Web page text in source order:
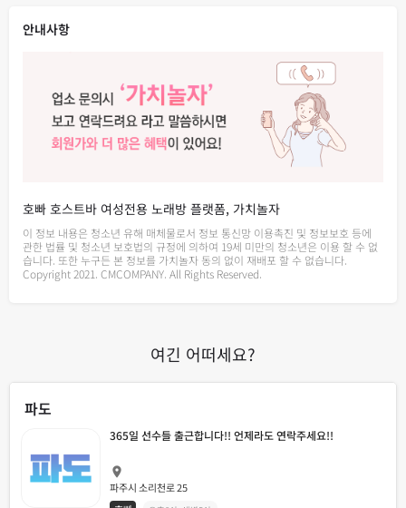
안내사항
호빠 호스트바 여성전용 노래방 플랫폼, 가치놀자
이 정보 내용은 청소년 유해 매체물로서 정보 통신망 이용촉진 및 정보보호 등에
관한 법률 및 청소년 보호법의 규정에 의하여 19세 미만의 청소년은 이용 할 수 없
습니다. 또한 누구든 본 정보를 가치놀자 동의 없이 재배포 할 수 없습니다.
Copyright 2021. CMCOMPANY. All Rights Reserved.
여긴 어떠세요?
파도
365일 선수들 출근합니다!! 언제라도 연락주세요!!
파주시 소리천로 25